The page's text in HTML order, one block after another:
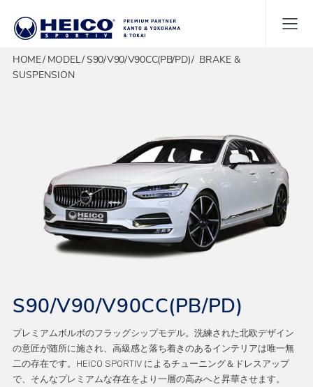
HOME MODEL S90/V90/V90CC(PB/PD)
BRAKE &
SUSPENSION
S90/V90/V90CC(PB/PD)
プレミアムボルボのフラッグシップモデル。洗練された北欧デザイン
の意匠が随所に施され、高級感と落ち着きのあるインテリアは唯一無
二の存在です。HEICO SPORTIV によるチューニング＆ドレスアップ
で、そんなプレミアムな存在をより一層の高みへと昇華させます。